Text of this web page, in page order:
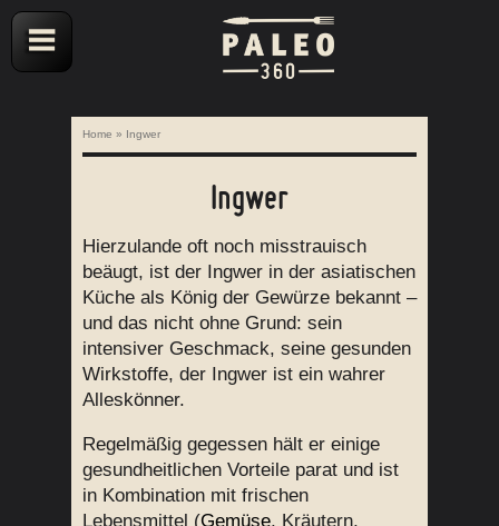
Home » Ingwer
Ingwer
Hierzulande oft noch misstrauisch
beäugt, ist der Ingwer in der asiatischen
Küche als König der Gewürze bekannt –
und das nicht ohne Grund: sein
intensiver Geschmack, seine gesunden
Wirkstoffe, der Ingwer ist ein wahrer
Alleskönner.
Regelmäßig gegessen hält er einige
gesundheitlichen Vorteile parat und ist
in Kombination mit frischen
Lebensmittel (Gemüse, Kräutern,